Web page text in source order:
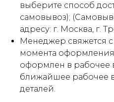
выберите способ
самовывоз);
адресу: г. Москва, г.
Менеджер свяжется
момента оформления
оформлен в рабочее
ближайшее рабочее
деталей.